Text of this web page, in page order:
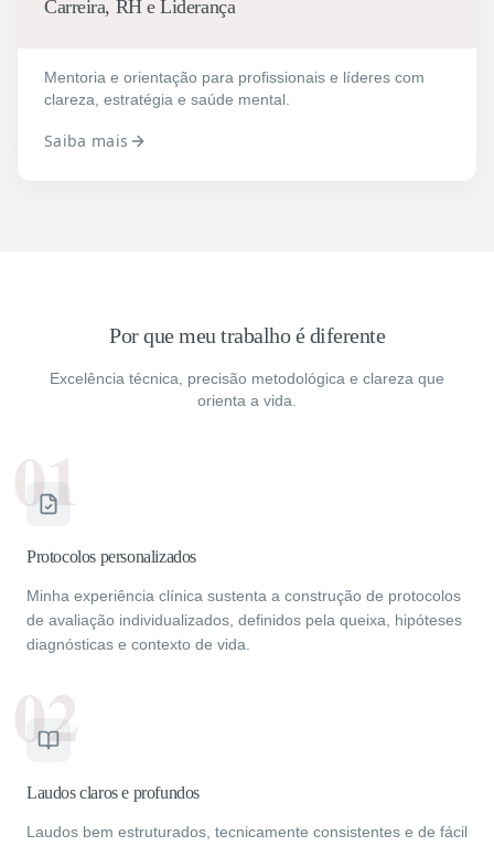
Carreira, RH e Liderança
Mentoria e orientação para profissionais e líderes com
clareza, estratégia e saúde mental.
Saiba mais
Por que meu trabalho é diferente
Excelência técnica, precisão metodológica e clareza que
orienta a vida.
01
Protocolos personalizados
Minha experiência clínica sustenta a construção de protocolos
de avaliação individualizados, definidos pela queixa, hipóteses
diagnósticas e contexto de vida.
02
Laudos claros e profundos
Laudos bem estruturados, tecnicamente consistentes e de fácil